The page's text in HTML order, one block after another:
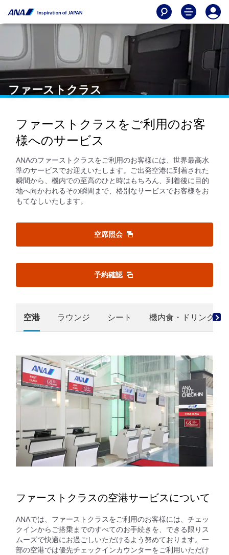
ファーストクラス
ファーストクラスをご利用のお客
様へのサービス
ANAのファーストクラスをご利用のお客様には、世界最高水
準のサービスでお迎えいたします。ご出発空港に到着された
瞬間から、機内での至高のひと時はもちろん、到着後に目的
地へ向かわれるその瞬間まで、格別なサービスでお客様をお
もてなしいたします。
空席照会
予約確認
空港 ラウンジ シート 機内食・ドリンク
ファーストクラスの空港サービスについて
ANAでは、ファーストクラスをご利用のお客様には、チェッ
クインからご搭乗までのすべてのお手続きを、できる限りス
ムーズで快適にお過ごしいただけるよう努めております。一
部の空港では優先チェックインカウンターをご利用いただけ